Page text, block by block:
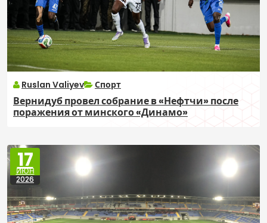
Ruslan Valiyev Спорт
Вернидуб провел собрание в «Нефтчи» после
поражения от минского «Динамо»
17
ИЮН
2026